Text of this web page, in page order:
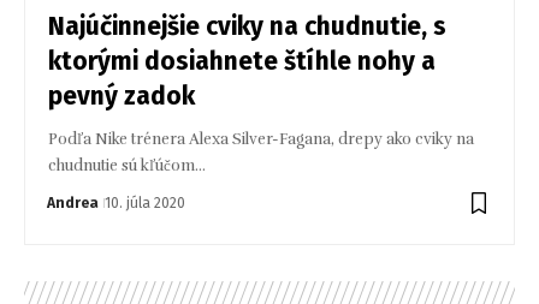
Najúčinnejšie cviky na chudnutie, s
ktorými dosiahnete štíhle nohy a
pevný zadok
Podľa Nike trénera Alexa Silver-Fagana, drepy ako cviky na
chudnutie sú kľúčom…
Andrea 10. júla 2020